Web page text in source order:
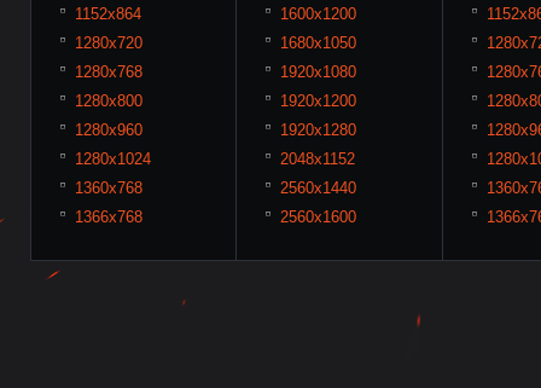
1152x864
1280x720
1280x768
1280x800
1280x960
1280x1024
1360x768
1366x768
1600x1200
1680x1050
1920x1080
1920x1200
1920x1280
2048x1152
2560x1440
2560x1600